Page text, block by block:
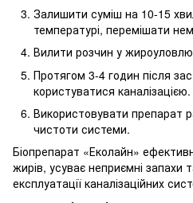
Залишити суміш на 10-15
температурі, перемішати
Вилити розчин у
Протягом 3-4 годин після
користуватися каналізацією.
Використовувати препарат
чистоти системи.
Біопрепарат «Еколайн»
жирів, усуває неприємні запахи
експлуатації каналізаційних